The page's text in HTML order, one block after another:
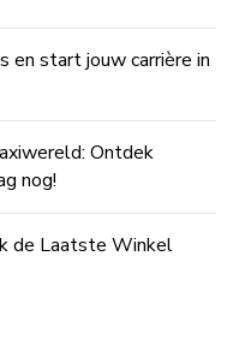
en start jouw carrière in
Ontdek
nog!
de Laatste Winkel